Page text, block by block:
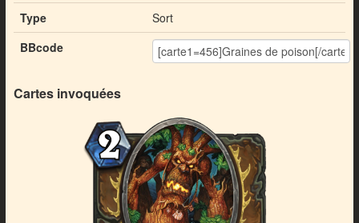
Type
Sort
BBcode
Cartes invoquées